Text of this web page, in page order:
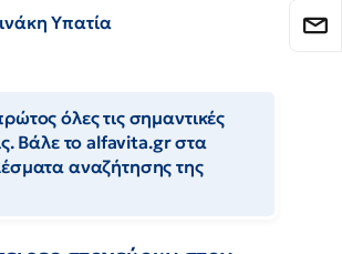
Υπατία
όλες τις σημαντικές
Βάλε το alfavita.gr στα
αναζήτησης της